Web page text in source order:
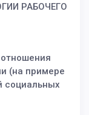
РАБОЧЕГО
(на примере
социальных